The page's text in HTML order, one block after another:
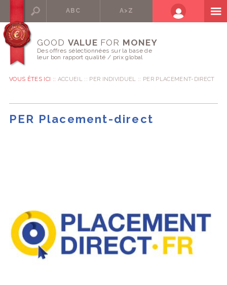
ABC A>Z
GOOD VALUE FOR MONEY
Des offres sélectionnées sur la base de
leur bon rapport qualité / prix global
VOUS ÊTES ICI :: ACCUEIL PER INDIVIDUEL PER PLACEMENT-DIRECT
PER Placement-direct